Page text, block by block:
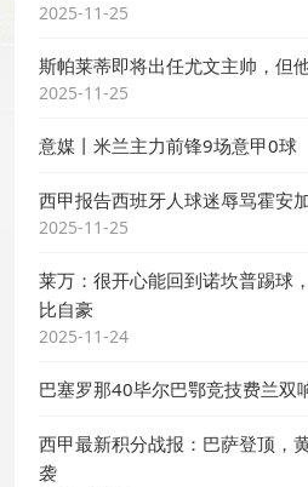
2025-11-25
斯帕莱蒂即将出任尤文主帅，但
2025-11-25
意媒丨米兰主力前锋9场意甲0球
西甲报告西班牙人球迷辱骂霍安
2025-11-25
莱万：很开心能回到诺坎普踢球
比自豪
2025-11-24
巴塞罗那40毕尔巴鄂竞技费兰双
西甲最新积分战报：巴萨登顶，
袭